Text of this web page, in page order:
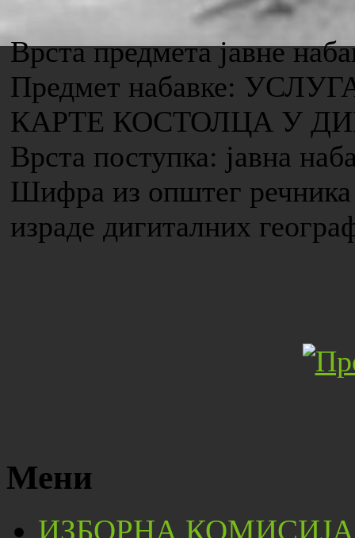
Врста предмета јавне
Предмет набавке:
КАРТЕ КОСТОЛЦА У
Врста поступка: јавна
Шифра из општег речника
израде дигиталних
Мени
ИЗБОРНА